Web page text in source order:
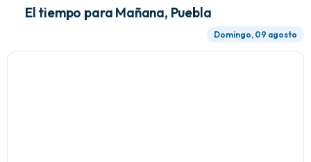
El tiempo para Mañana, Puebla
Domingo, 09 agosto